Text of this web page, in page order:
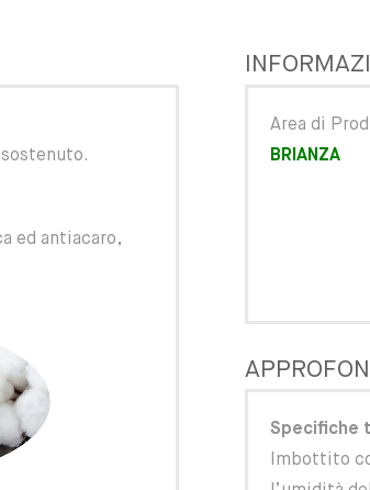
ed antiacaro,
Area di
BRIANZA
Specifiche
Imbottito